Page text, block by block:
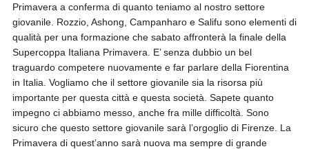
Primavera a conferma di quanto teniamo al nostro settore
giovanile. Rozzio, Ashong, Campanharo e Salifu sono elementi di
qualità per una formazione che sabato affronterà la finale della
Supercoppa Italiana Primavera. E’ senza dubbio un bel
traguardo competere nuovamente e far parlare della Fiorentina
in Italia. Vogliamo che il settore giovanile sia la risorsa più
importante per questa città e questa società. Sapete quanto
impegno ci abbiamo messo, anche fra mille difficoltà. Sono
sicuro che questo settore giovanile sarà l’orgoglio di Firenze. La
Primavera di quest’anno sarà nuova ma sempre di grande